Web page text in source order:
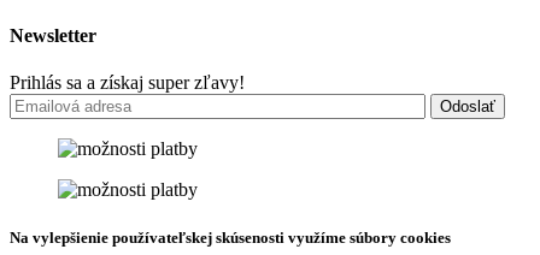
Newsletter
Prihlás sa a získaj super zľavy!
Na vylepšienie používateľskej skúsenosti využíme súbory cookies